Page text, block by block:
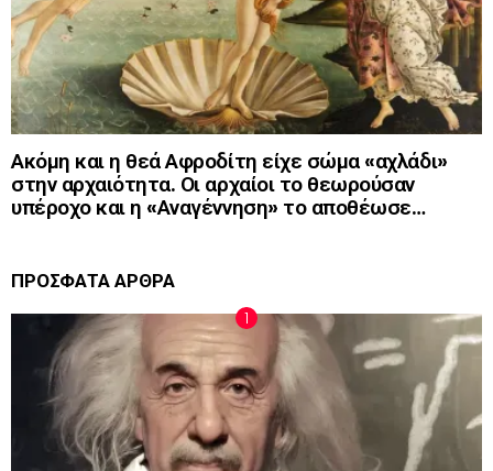
Ακόμη και η θεά Αφροδίτη είχε σώμα «αχλάδι»
στην αρχαιότητα. Οι αρχαίοι το θεωρούσαν
υπέροχο και η «Αναγέννηση» το αποθέωσε…
ΠΡΟΣΦΑΤΑ ΑΡΘΡΑ